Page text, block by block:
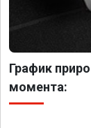
График
момента: